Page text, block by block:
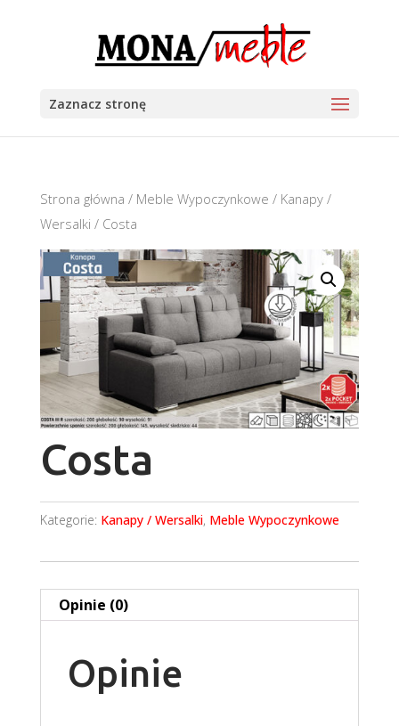
Zaznacz stronę
Strona główna / Meble Wypoczynkowe / Kanapy /
Wersalki / Costa
Costa
Kategorie: Kanapy / Wersalki, Meble Wypoczynkowe
Opinie (0)
Opinie